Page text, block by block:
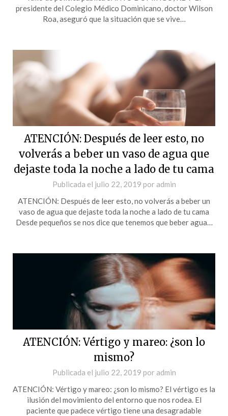
presidente del Colegio Médico Dominicano, doctor Wilson
Roa, aseguró que la situación que se vive…
ATENCIÓN: Después de leer esto, no
volverás a beber un vaso de agua que
dejaste toda la noche a lado de tu cama
Publicada el julio 22, 2019 por admin
ATENCIÓN: Después de leer esto, no volverás a beber un
vaso de agua que dejaste toda la noche a lado de tu cama
Desde pequeños se nos dice que tenemos que beber agua…
ATENCIÓN: Vértigo y mareo: ¿son lo
mismo?
Publicada el julio 22, 2019 por admin
ATENCIÓN: Vértigo y mareo: ¿son lo mismo? El vértigo es la
ilusión del movimiento del entorno que nos rodea. El
paciente que padece vértigo tiene una desagradable